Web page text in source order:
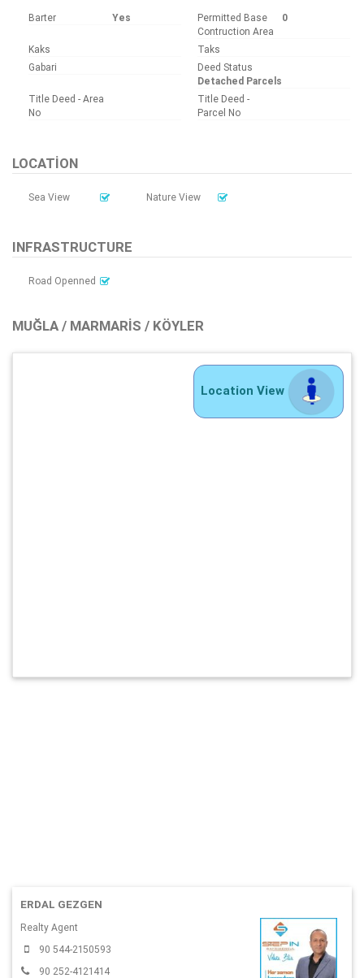
Barter Yes
Permitted Base
Contruction Area
0
Kaks
Taks
Gabari
Deed Status
Detached Parcels
Title Deed - Area
No
Title Deed -
Parcel No
LOCATION
Sea View Nature View
INFRASTRUCTURE
Road Openned
MUĞLA / MARMARIS / KÖYLER
Location View
ERDAL GEZGEN
Realty Agent
90 544-2150593
90 252-4121414